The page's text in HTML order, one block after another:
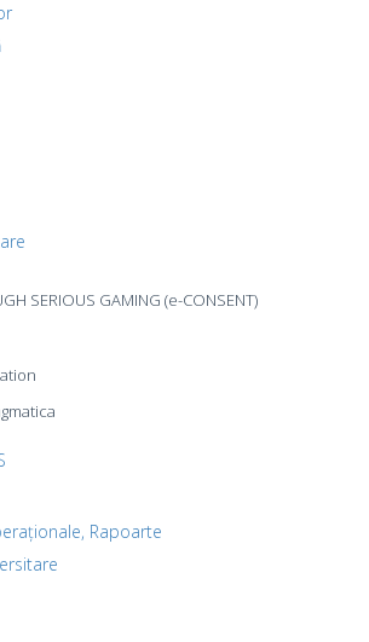
SERIOUS GAMING (e-CONSENT)
Rapoarte